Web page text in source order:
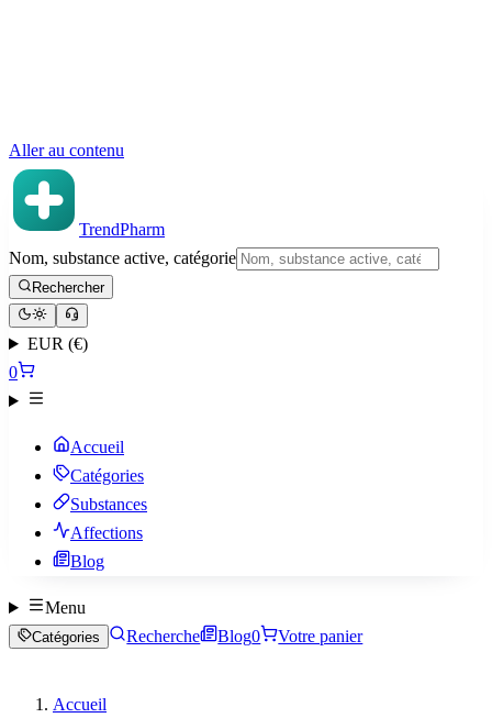
Aller au contenu
TrendPharm
Nom, substance active, catégorie
Rechercher
EUR (€)
0
Accueil
Catégories
Substances
Affections
Blog
Menu
Catégories Recherche Blog0 Votre panier
Accueil